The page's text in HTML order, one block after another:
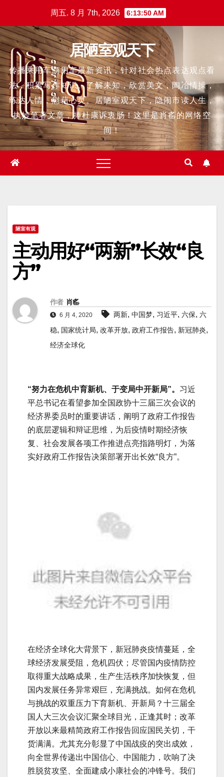
内
容
周五. 8 月 7th, 2026 6:13:51 AM
居陋室观天下
传播乘用车商用车最新资讯，针对社会热点表达观点看
法，积累写作知识。了解未知，欣赏美文，陶冶情操，
练达人情，慰藉心灵。居陋室观天下，隐闹市读人生，
执妙笔著文章，捧杜康诉衷肠！这里是肖䍃的网络空
间！
陋室有观
主动用好“两新”长效“良
方”
作者 肖䍃
6 月 4, 2020 两新, 中国梦, 习近平, 六保, 六
稳, 国家统计局, 改革开放, 政府工作报告, 新冠肺炎,
经济全球化
“努力在危机中育新机、于变局中开新局”。 习近
平总书记在看望参加全国政协十三届三次会议的
经济界委员时的重要讲话，阐明了政府工作报告
的底层逻辑和辩证思维，为后疫情时期经济恢
复、社会发展各项工作推进点亮指路明灯，为落
实好政府工作报告决策部署开出长效“良方”。
在经济全球化大背景下，新冠肺炎疫情蔓延，全
球经济发展受阻，危机四伏；尽管国内疫情防控
取得重大战略成果，生产生活秩序加快恢复，但
国内发展任务异常艰巨，充满挑战。如何在危机
与挑战的双重压力下育新机、开新局？十三届全
国人大三次会议汇聚全球目光，正逢其时；改革
开放以来最精简政府工作报告回应国民关切，干
货满满。尤其充分彰显了中国战疫的突出成效，
向全世界传递出中国信心、中国能力，吹响了决
胜脱贫攻坚、全面建成小康社会的冲锋号。我们